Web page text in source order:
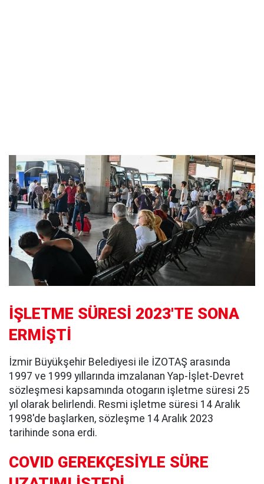
İŞLETME SÜRESİ 2023'TE SONA
ERMİŞTİ
İzmir Büyükşehir Belediyesi ile İZOTAŞ arasında
1997 ve 1999 yıllarında imzalanan Yap-İşlet-Devret
sözleşmesi kapsamında otogarın işletme süresi 25
yıl olarak belirlendi. Resmi işletme süresi 14 Aralık
1998'de başlarken, sözleşme 14 Aralık 2023
tarihinde sona erdi.
COVID GEREKÇESİYLE SÜRE